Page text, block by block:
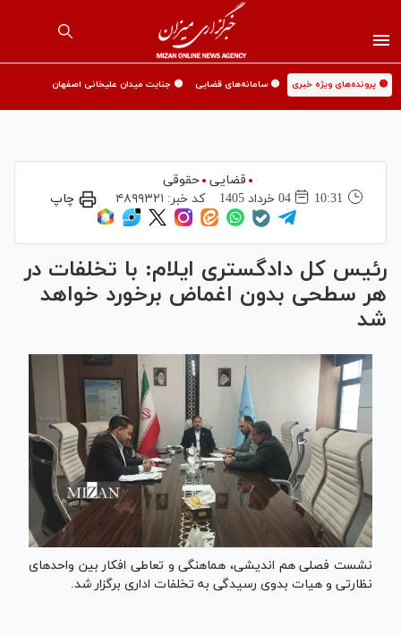
🟡 پرونده‌های ویژه خبری 🟡 سامانه‌های قضایی 🟡 جنایت میدان علیخانی اصفهان
قضایی حقوقی
10:31
04 خرداد 1405 کد خبر: ۴۸۹۹۳۲۱ چاپ
رئیس کل دادگستری ایلام: با تخلفات در
هر سطحی بدون اغماض برخورد خواهد
شد
نشست فصلی هم اندیشی، هماهنگی و تعاطی افکار بین واحد‌های
نظارتی و هیات بدوی رسیدگی به تخلفات اداری برگزار شد.